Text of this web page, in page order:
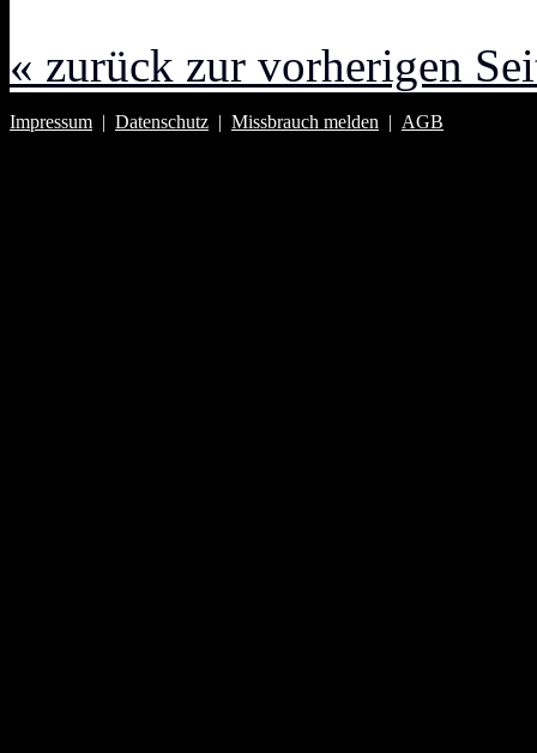
« zurück zur vorherigen
Impressum | Datenschutz | Missbrauch melden | AGB